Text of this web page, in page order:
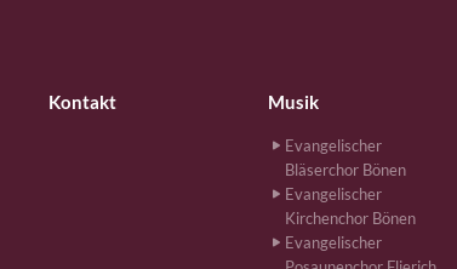
Kontakt Musik
Evangelischer
Bläserchor Bönen
Evangelischer
Kirchenchor Bönen
Evangelischer